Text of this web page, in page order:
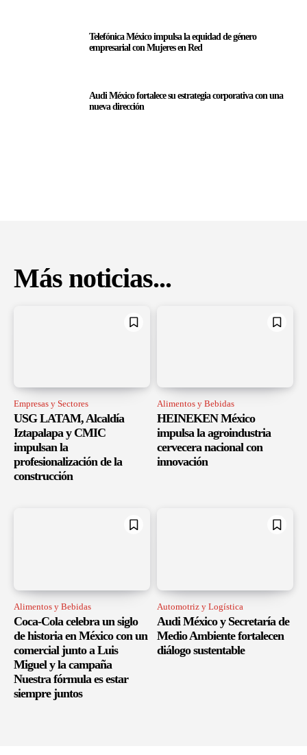
Telefónica México impulsa la equidad de género
empresarial con Mujeres en Red
Audi México fortalece su estrategia corporativa con una
nueva dirección
Más noticias...
Empresas y Sectores
USG LATAM, Alcaldía
Iztapalapa y CMIC
impulsan la
profesionalización de la
construcción
Alimentos y Bebidas
HEINEKEN México
impulsa la agroindustria
cervecera nacional con
innovación
Alimentos y Bebidas
Coca-Cola celebra un siglo
de historia en México con un
comercial junto a Luis
Miguel y la campaña
Nuestra fórmula es estar
siempre juntos
Automotriz y Logística
Audi México y Secretaría de
Medio Ambiente fortalecen
diálogo sustentable